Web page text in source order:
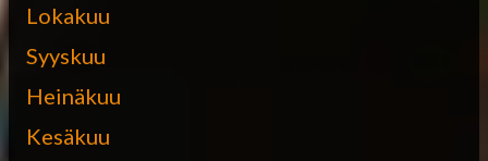
Lokakuu
Syyskuu
Heinäkuu
Kesäkuu